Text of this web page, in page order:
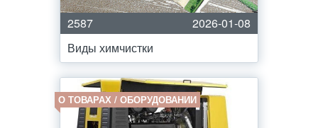
2587
2026-01-08
Виды химчистки
О ТОВАРАХ / ОБОРУДОВАНИИ